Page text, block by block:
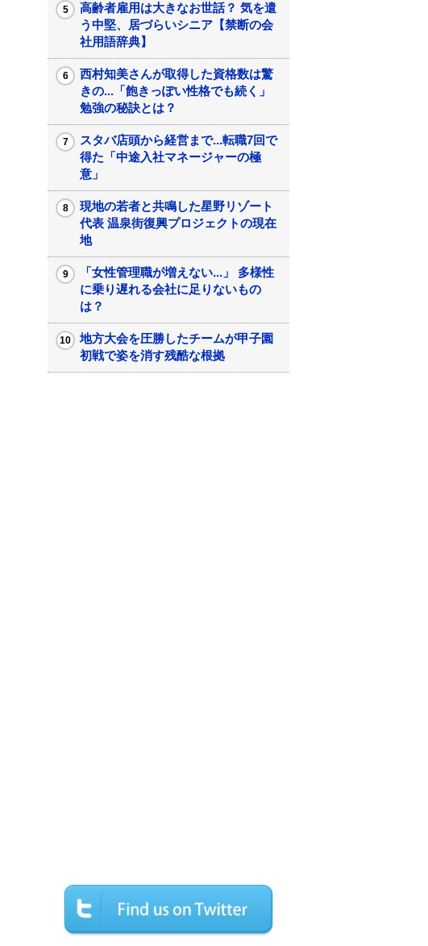
高齢者雇用は大きなお世話？ 気を遣
う中堅、居づらいシニア【禁断の会
社用語辞典】
西村知美さんが取得した資格数は驚
きの...「飽きっぽい性格でも続く」
勉強の秘訣とは？
スタバ店頭から経営まで...転職7回で
得た「中途入社マネージャーの極
意」
現地の若者と共鳴した星野リゾート
代表 温泉街復興プロジェクトの現在
地
「女性管理職が増えない...」 多様性
に乗り遅れる会社に足りないもの
は？
地方大会を圧勝したチームが甲子園
初戦で姿を消す残酷な根拠